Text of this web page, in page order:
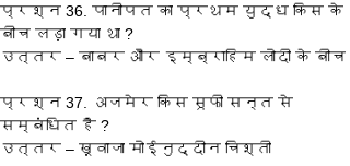
प्रश्‍न 36. पानीपत का प्रथम युद्ध किस के
बीच लड़ा गया था ?
उत्तर – बाबर और इम्ब्राहिम लोदी के बीच
प्रश्‍न 37. अजमेर किस सूफी सन्त से
सम्बंधित है ?
उत्तर – ख़्वाजा मोईनुद्दीन चिश्ती